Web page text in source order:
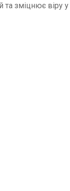
та зміцнює віру у